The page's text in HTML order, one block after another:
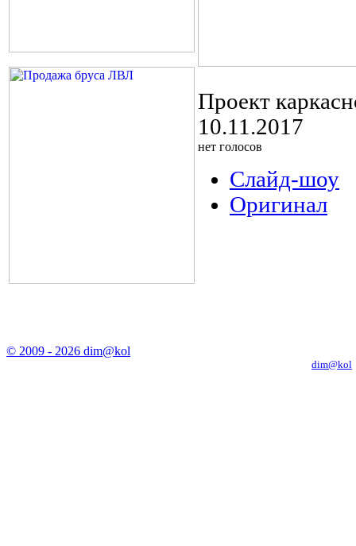
Проект
10.11.2017
нет голосов
Слайд-шоу
Оригинал
© 2009 - 2026 dim@kol
dim@kol